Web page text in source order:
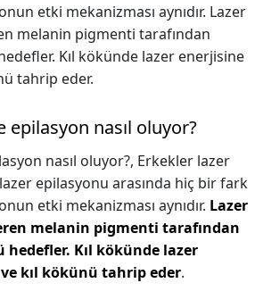
etki mekanizması aynıdır. Lazer
melanin pigmenti tarafından
Kıl kökünde lazer enerjisine
tahrip eder.
epilasyon nasıl oluyor?
nasıl oluyor?, Erkekler lazer
epilasyonu arasında hiç bir fark
etki mekanizması aynıdır. Lazer
melanin pigmenti tarafından
hedefler. Kıl kökünde lazer
kıl kökünü tahrip eder.